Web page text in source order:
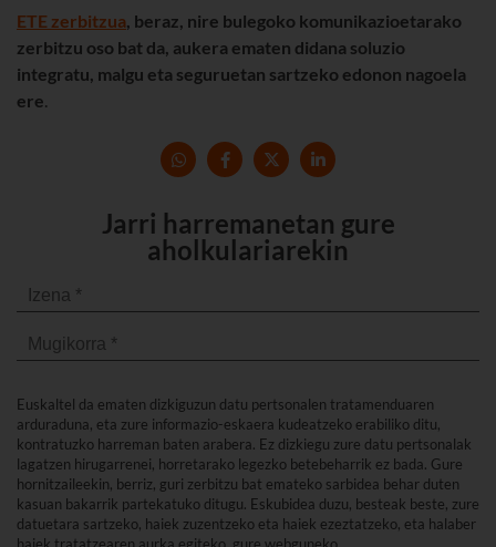
ETE zerbitzua, beraz, nire bulegoko komunikazioetarako
zerbitzu oso bat da, aukera ematen didana soluzio
integratu, malgu eta seguruetan sartzeko edonon nagoela
ere.
Jarri harremanetan gure
aholkulariarekin
Euskaltel da ematen dizkiguzun datu pertsonalen tratamenduaren
arduraduna, eta zure informazio-eskaera kudeatzeko erabiliko ditu,
kontratuzko harreman baten arabera. Ez dizkiegu zure datu pertsonalak
lagatzen hirugarrenei, horretarako legezko betebeharrik ez bada. Gure
hornitzaileekin, berriz, guri zerbitzu bat emateko sarbidea behar duten
kasuan bakarrik partekatuko ditugu. Eskubidea duzu, besteak beste, zure
datuetara sartzeko, haiek zuzentzeko eta haiek ezeztatzeko, eta halaber